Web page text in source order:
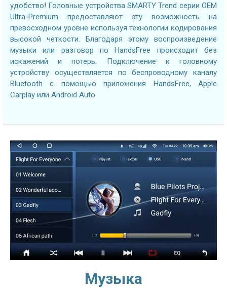
удобство! Головные устройства SMARTY Trend серии OEM
Ultra-Premium предоставляют эту возможность на
превосходном уровне используя технологии кодирования
высокой четкости. Благодаря этому воспроизведение
музыки или разговор по HandsFree происходит без
искажений и потерь. Подключение к головному
устройству осуществляется по беспроводному каналу
Bluetooth с помощью приложения HandsFree, Apple
Carplay или Android Auto.
Музыка